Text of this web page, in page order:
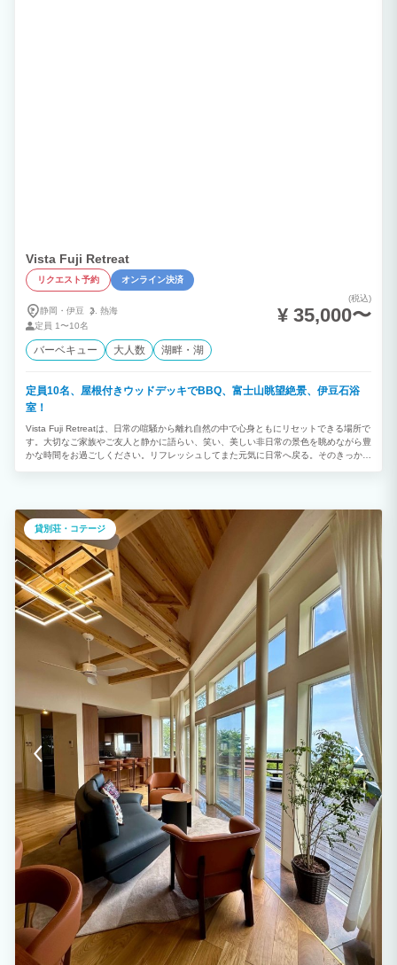
Vista Fuji Retreat
リクエスト予約 オンライン決済
静岡・伊豆
熱海
定員 1〜10名
(税込)
¥ 35,000〜
バーベキュー 大人数 湖畔・湖
定員10名、屋根付きウッドデッキでBBQ、富士山眺望絶景、伊豆石浴
室！
Vista Fuji Retreatは、日常の喧騒から離れ自然の中で心身ともにリセットできる場所で
す。大切なご家族やご友人と静かに語らい、笑い、美しい非日常の景色を眺めながら豊
かな時間をお過ごしください。リフレッシュしてまた元気に日常へ戻る。そのきっかけ
貸別荘・コテージ